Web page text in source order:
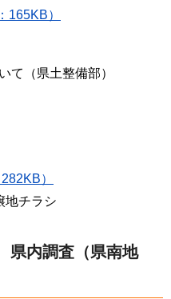
165KB）
て（県土整備部）
）
地チラシ
県内調査（県南地